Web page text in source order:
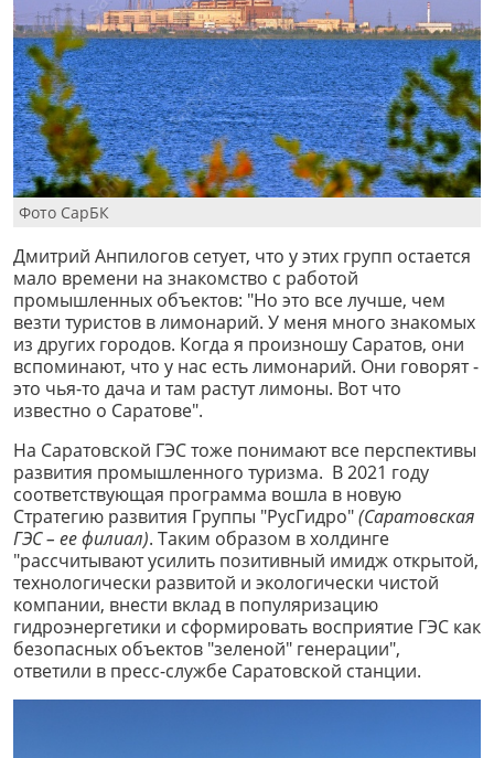
Фото СарБК
Дмитрий Анпилогов сетует, что у этих групп остается
мало времени на знакомство с работой
промышленных объектов: "Но это все лучше, чем
везти туристов в лимонарий. У меня много знакомых
из других городов. Когда я произношу Саратов, они
вспоминают, что у нас есть лимонарий. Они говорят -
это чья-то дача и там растут лимоны. Вот что
известно о Саратове".
На Саратовской ГЭС тоже понимают все перспективы
развития промышленного туризма. В 2021 году
соответствующая программа вошла в новую
Стратегию развития Группы "РусГидро"(Саратовская
ГЭС – ее филиал). Таким образом в холдинге
"рассчитывают усилить позитивный имидж открытой,
технологически развитой и экологически чистой
компании, внести вклад в популяризацию
гидроэнергетики и сформировать восприятие ГЭС как
безопасных объектов "зеленой" генерации",
ответили в пресс-службе Саратовской станции.